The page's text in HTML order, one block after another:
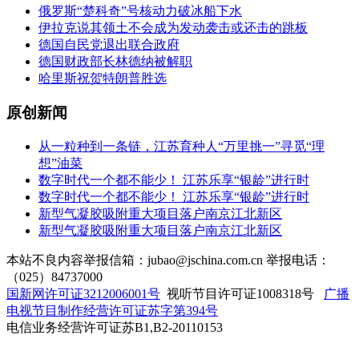
俄罗斯“楚科奇”号核动力破冰船下水
伊拉克说其领土不会成为发动袭击或还击的跳板
德国自民党退出联合政府
德国财政部长林德纳被解职
哈里斯祝贺特朗普胜选
原创新闻
从一粒种到一条链，江苏育种人“万里挑一”寻觅“理
想”油菜
数字时代一个都不能少！ 江苏乐享“银龄”进行时
数字时代一个都不能少！ 江苏乐享“银龄”进行时
新型气凝胶吸附重大项目落户南京江北新区
新型气凝胶吸附重大项目落户南京江北新区
本站不良内容举报信箱：jubao@jschina.com.cn 举报电话：
（025）84737000
国新网许可证3212006001号 视听节目许可证1008318号
广播
电视节目制作经营许可证苏字第394号
电信业务经营许可证苏B1,B2-20110153